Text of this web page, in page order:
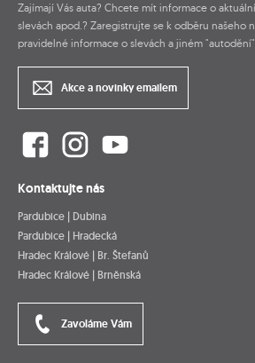
Zajímají Vás auta? Chcete mít informace o
slevách apod.? Zaregistrujte se k odběru našeho
pravidelné informace o slevách a jiném
Akce a novinky emailem
Kontaktujte nás
Pardubice | Dubina
Pardubice | Hradecká
Hradec Králové | Br. Štefanů
Hradec Králové | Brněnská
Zavoláme Vám